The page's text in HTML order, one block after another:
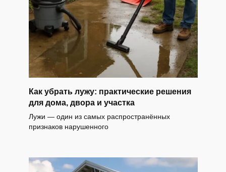
Как убрать лужу: практические решения
для дома, двора и участка
Лужи — один из самых распространённых
признаков нарушенного